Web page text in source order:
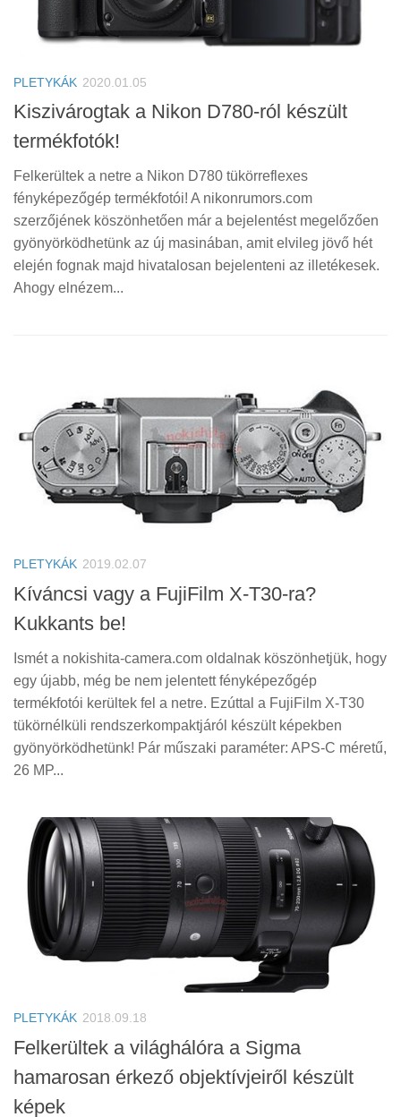
PLETYKÁK 2020.01.05
Kiszivárogtak a Nikon D780-ról készült
termékfotók!
Felkerültek a netre a Nikon D780 tükörreflexes
fényképezőgép termékfotói! A nikonrumors.com
szerzőjének köszönhetően már a bejelentést megelőzően
gyönyörködhetünk az új masinában, amit elvileg jövő hét
elején fognak majd hivatalosan bejelenteni az illetékesek.
Ahogy elnézem...
PLETYKÁK 2019.02.07
Kíváncsi vagy a FujiFilm X-T30-ra?
Kukkants be!
Ismét a nokishita-camera.com oldalnak köszönhetjük, hogy
egy újabb, még be nem jelentett fényképezőgép
termékfotói kerültek fel a netre. Ezúttal a FujiFilm X-T30
tükörnélküli rendszerkompaktjáról készült képekben
gyönyörködhetünk! Pár műszaki paraméter: APS-C méretű,
26 MP...
PLETYKÁK 2018.09.18
Felkerültek a világhálóra a Sigma
hamarosan érkező objektívjeiről készült
képek